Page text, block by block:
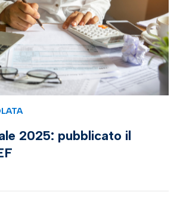
2025: pubblicato il